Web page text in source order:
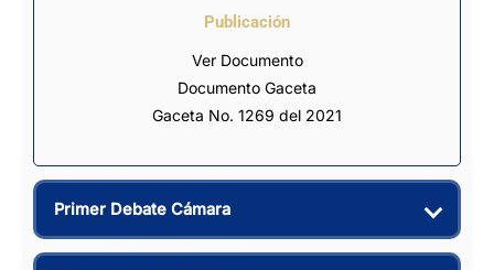
Publicación
Ver Documento
Documento Gaceta
Gaceta No. 1269 del 2021
Primer Debate Cámara